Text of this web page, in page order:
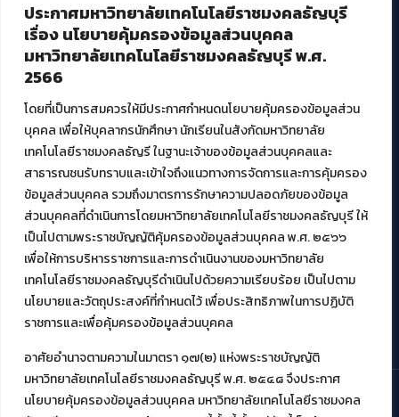
ประกาศมหาวิทยาลัยเทคโนโลยีราชมงคลธัญบุรี
เรื่อง นโยบายคุ้มครองข้อมูลส่วนบุคคล
มหาวิทยาลัยเทคโนโลยีราชมงคลธัญบุรี พ.ศ.
2566
โดยที่เป็นการสมควรให้มีประกาศกำหนดนโยบายคุ้มครองข้อมูลส่วน
บุคคล เพื่อให้บุคลากรนักศึกษา นักเรียนในสังกัดมหาวิทยาลัย
เทคโนโลยีราชมงคลธัญรี ในฐานะเจ้าของข้อมูลส่วนบุคคลและ
สาธารณชนรับทราบและเข้าใจถึงแนวทางการจัดการและการคุ้มครอง
ข้อมูลส่วนบุคคล รวมถึงมาตรการรักษาความปลอดภัยของข้อมูล
ส่วนบุคคลที่ดำเนินการโดยมหาวิทยาลัยเทคโนโลยีราชมงคลธัญบุรี ให้
เป็นไปตามพระราชบัญญัติคุ้มครองข้อมูลส่วนบุคคล พ.ศ. ๒๕๖๖
เพื่อให้การบริหารราชการและการดำเนินงานของมหาวิทยาลัย
เทคโนโลยีราชมงคลธัญบุรีดำเนินไปด้วยความเรียบร้อย เป็นไปตาม
นโยบายและวัตถุประสงค์ที่กำหนดไว้ เพื่อประสิทธิภาพในการปฏิบัติ
ราชการและเพื่อคุ้มครองข้อมูลส่วนบุคคล
อาศัยอำนาจตามความในมาตรา ๑๗(๒) แห่งพระราชบัญญัติ
มหาวิทยาลัยเทคโนโลยีราชมงคลธัญบุรี พ.ศ. ๒๕๔๘ จึงประกาศ
นโยบายคุ้มครองข้อมูลส่วนบุคคล มหาวิทยาลัยเทคโนโลยีราชมงคล
บริการอื่นๆ ของ สวส.
ศูนย์สื่อดิจิทัล
ศูนย์นวัตกรรมและความรู้
สมัยใหม่ (MoSeC)
งานบริการวิชาการให้กับหน่วยงานภายนอก
โครงการส่งเสริมและพัฒนาผู้ประกอบการ SME โดย. มทร.ธัญบุรี
กิจกรรมการเชื่อมโยงเครือข่ายผู้ให้บริการเครื่องจักรกลทางการ
เกษตร ภายใต้โครงการส่งเสริมการรแปรรูปสินค้าเกษตรระดับชุมชน
กรมส่งเสริมอุตสาหกรรม
โครงการยกระดับเศรษฐกิจและสังคมรายตำบลแบบบูรณาการ (1
ตำบล 1 มหาวิทยาลัย)